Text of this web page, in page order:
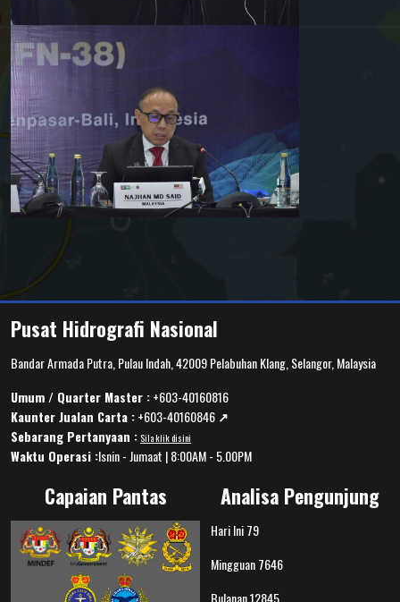
Pusat Hidrografi Nasional
Bandar Armada Putra, Pulau Indah, 42009 Pelabuhan Klang, Selangor, Malaysia
Umum / Quarter Master :+603-40160816
Kaunter Jualan Carta :+603-40160846 ↗️
Sebarang Pertanyaan : Sila klik disini
Waktu Operasi :Isnin - Jumaat | 8:00AM - 5.00PM
Capaian Pantas Analisa Pengunjung
Hari Ini79
Mingguan7646
Bulanan12845